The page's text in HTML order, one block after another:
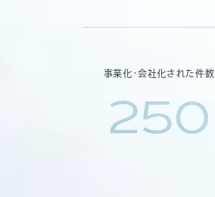
事業化・会社化された件数
250